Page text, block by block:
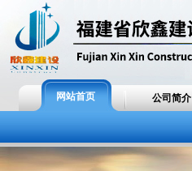
网站首页 公司简介